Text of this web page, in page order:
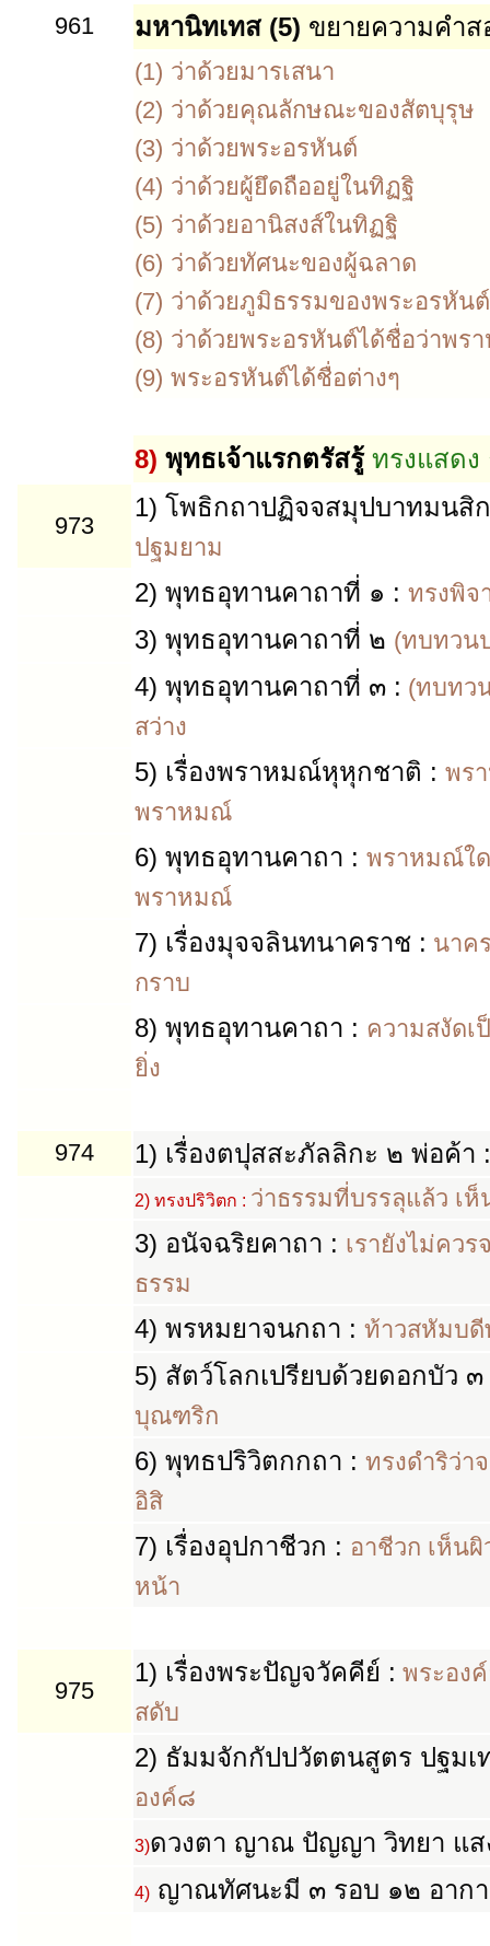
961
มหานิทเทส (5) ขยายความคำ
(1) ว่าด้วยมารเสนา
(2) ว่าด้วยคุณลักษณะของสัตบุรุษ
(3) ว่าด้วยพระอรหันต์
(4) ว่าด้วยผู้ยึดถืออยู่ในทิฏฐิ
(5) ว่าด้วยอานิสงส์ในทิฏฐิ
(6) ว่าด้วยทัศนะของผู้ฉลาด
(7) ว่าด้วยภูมิธรรมของพระอรหันต์
(8) ว่าด้วยพระอรหันต์ได้ชื่อว่าพร
(9) พระอรหันต์ได้ชื่อต่างๆ
8) พุทธเจ้าแรกตรัสรู้ ทรงแสด
973
1) โพธิกถาปฏิจจสมุปบาทมนสิ
ปฐมยาม
2) พุทธอุทานคาถาที่ ๑ : ทรงพิจ
3) พุทธอุทานคาถาที่ ๒ (ทบทวน
4) พุทธอุทานคาถาที่ ๓ : (ทบทว
สว่าง
5) เรื่องพราหมณ์หุหุกชาติ : พร
พราหมณ์
6) พุทธอุทานคาถา : พราหมณ์ใด
พราหมณ์
7) เรื่องมุจจลินทนาคราช : นาค
กราบ
8) พุทธอุทานคาถา : ความสงัดเ
ยิ่ง
974 1) เรื่องตปุสสะภัลลิกะ ๒ พ่อค้า
2) ทรงปริวิตก : ว่าธรรมที่บรรลุแล้ว เ
3) อนัจฉริยคาถา : เรายังไม่คว
ธรรม
4) พรหมยาจนกถา : ท้าวสหัมบดี
5) สัตว์โลกเปรียบด้วยดอกบัว ๓
บุณฑริก
6) พุทธปริวิตกกถา : ทรงดำริว่า
อิสิ
7) เรื่องอุปกาชีวก : อาชีวก เห็น
หน้า
975
1) เรื่องพระปัญจวัคคีย์ : พระอง
สดับ
2) ธัมมจักกัปปวัตตนสูตร ปฐมเ
องค์๘
3)ดวงตา ญาณ ปัญญา วิทยา แส
4) ญาณทัศนะมี ๓ รอบ ๑๒ อาก